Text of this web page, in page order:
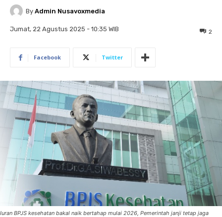
By Admin Nusavoxmedia
Jumat, 22 Agustus 2025 - 10:35 WIB 2
Facebook Twitter
Iuran BPJS kesehatan bakal naik bertahap mulai 2026, Pemerintah janji tetap jaga